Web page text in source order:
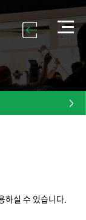
하실 수 있습니다.